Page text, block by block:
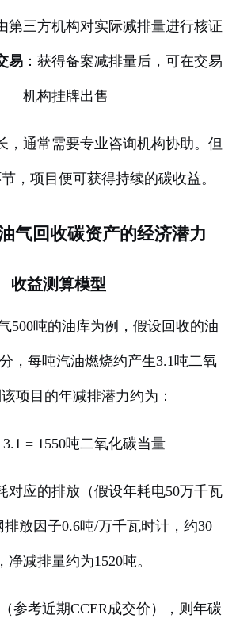
第三方机构对实际减排量进行核证
易：获得备案减排量后，可在交易
机构挂牌出售
，通常需要专业咨询机构协助。但
，项目便可获得持续的碳收益。
气回收碳资产的经济潜力
收益测算模型
500吨的油库为例，假设回收的油
，每吨汽油燃烧约产生3.1吨二氧
项目的年减排潜力约为：
3.1 = 1550吨二氧化碳当量
对应的排放（假设年耗电50万千瓦
放因子0.6吨/万千瓦时计，约30
净减排量约为1520吨。
参考近期CCER成交价），则年碳